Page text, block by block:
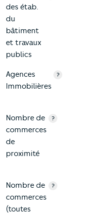
des étab.
du
bâtiment
et travaux
publics
Agences
Immobilières
?
Nombre de
commerces
de
proximité
?
Nombre de
commerces
(toutes
?